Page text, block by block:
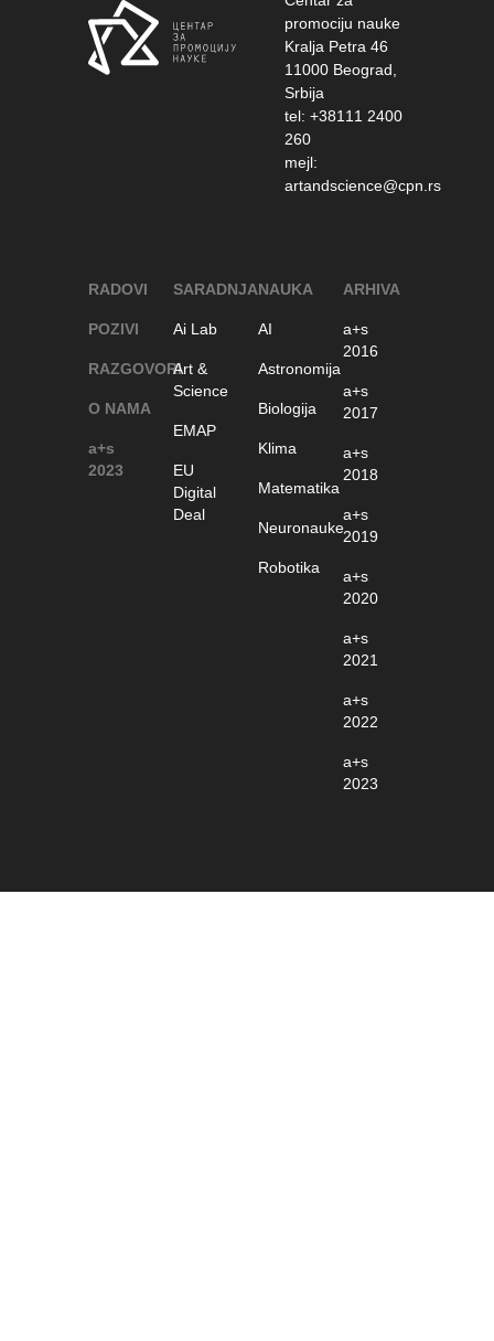
promociju nauke
Kralja Petra 46
11000 Beograd,
Srbija
tel: +38111 2400
260
mejl:
artandscience@cpn.rs
RADOVI
POZIVI
RAZGOVORI
O NAMA
a+s
2023
SARADNJA
Ai Lab
Art &
Science
EMAP
EU
Digital
Deal
NAUKA
AI
Astronomija
Biologija
Klima
Matematika
Neuronauke
Robotika
ARHIVA
a+s
2016
a+s
2017
a+s
2018
a+s
2019
a+s
2020
a+s
2021
a+s
2022
a+s
2023